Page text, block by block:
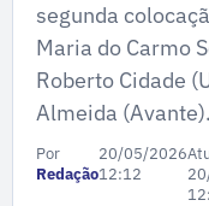
segunda
Maria do Carmo
Roberto Cidade
Almeida (Avante).
Por
Redação
20/05/2026
12:12